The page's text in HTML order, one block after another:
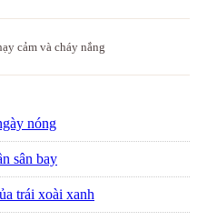
cảm và cháy nắng
nóng
sân bay
trái xoài xanh